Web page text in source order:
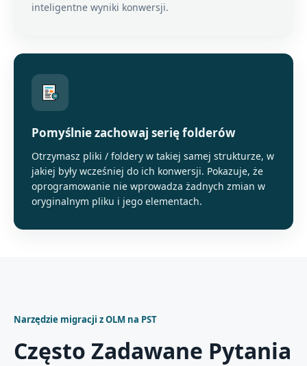
inteligentne wyniki konwersji.
Pomyślnie zachowaj serię folderów
Otrzymasz pliki / foldery w takiej samej strukturze, w
jakiej były wcześniej do ich konwersji. Pokazuje, że
oprogramowanie nie wprowadza żadnych zmian w
oryginalnym pliku i jego elementach.
Narzędzie migracji z OLM na PST
Często Zadawane Pytania